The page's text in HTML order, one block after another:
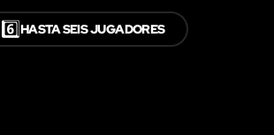
6️⃣HASTA SEIS JUGADORES